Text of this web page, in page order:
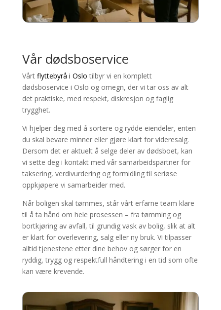
Vår dødsboservice
Vårt flyttebyrå i Oslo tilbyr vi en komplett
dødsboservice i Oslo og omegn, der vi tar oss av alt
det praktiske, med respekt, diskresjon og faglig
trygghet.
Vi hjelper deg med å sortere og rydde eiendeler, enten
du skal bevare minner eller gjøre klart for videresalg.
Dersom det er aktuelt å selge deler av dødsboet, kan
vi sette deg i kontakt med vår samarbeidspartner for
taksering, verdivurdering og formidling til seriøse
oppkjøpere vi samarbeider med.
Når boligen skal tømmes, står vårt erfarne team klare
til å ta hånd om hele prosessen – fra tømming og
bortkjøring av avfall, til grundig vask av bolig, slik at alt
er klart for overlevering, salg eller ny bruk. Vi tilpasser
alltid tjenestene etter dine behov og sørger for en
ryddig, trygg og respektfull håndtering i en tid som ofte
kan være krevende.